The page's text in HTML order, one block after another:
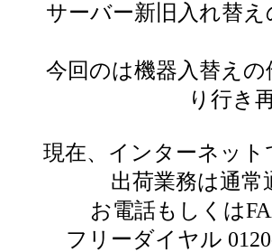
サーバー新旧入れ替
今回のは機器入替え
り行き
現在、インターネッ
出荷業務は通
お電話もしくは
フリーダイヤル